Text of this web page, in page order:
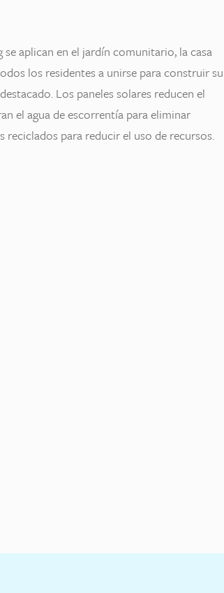
aplican en el jardín comunitario, la casa
los residentes a unirse para construir su
Los paneles solares reducen el
el agua de escorrentía para eliminar
para reducir el uso de recursos.